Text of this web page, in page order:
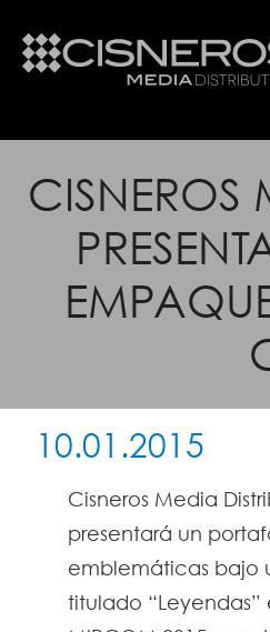
CISNEROS
10.01.2015
Cisneros Media
presentará un
emblemáticas bajo
titulado